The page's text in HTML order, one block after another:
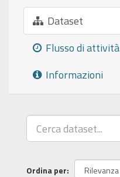
Dataset
Flusso di attività
Informazioni
Ordina per